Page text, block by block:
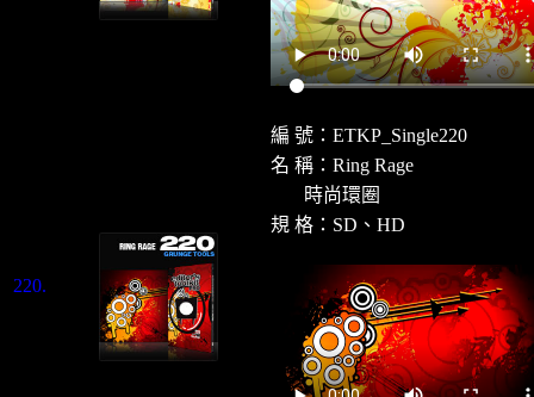
220.
編 號：ETKP_Single220
名 稱：Ring Rage
時尚環圈
規 格：SD、HD